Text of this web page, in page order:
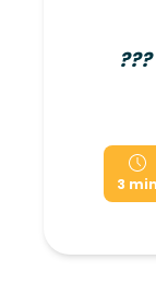
???
3 min